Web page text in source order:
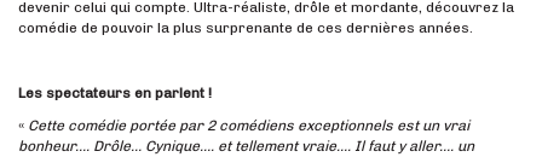
devenir celui qui compte. Ultra-réaliste, drôle et mordante, découvrez la
comédie de pouvoir la plus surprenante de ces dernières années.
Les spectateurs en parlent !
« Cette comédie portée par 2 comédiens exceptionnels est un vrai
bonheur…. Drôle… Cynique…. et tellement vraie…. Il faut y aller…. un